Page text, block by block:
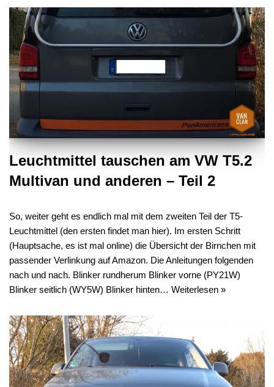
Leuchtmittel tauschen am VW T5.2
Multivan und anderen – Teil 2
So, weiter geht es endlich mal mit dem zweiten Teil der T5-
Leuchtmittel (den ersten findet man hier). Im ersten Schritt
(Hauptsache, es ist mal online) die Übersicht der Birnchen mit
passender Verlinkung auf Amazon. Die Anleitungen folgenden
nach und nach. Blinker rundherum Blinker vorne (PY21W)
Blinker seitlich (WY5W) Blinker hinten… Weiterlesen »